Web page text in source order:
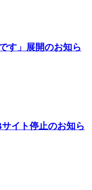
す」展開のお知ら
イト停止のお知ら